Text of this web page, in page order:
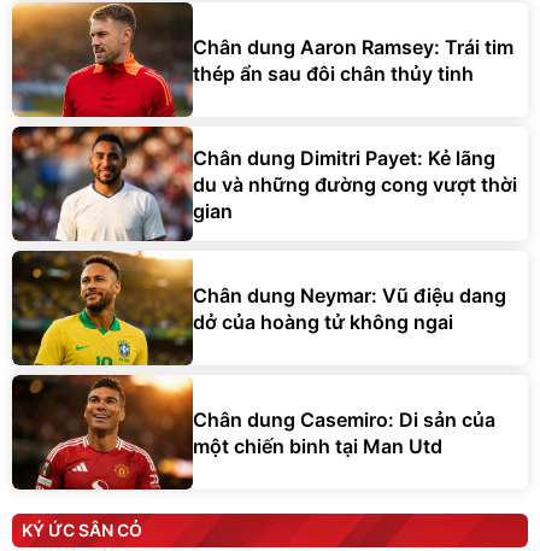
Chân dung Aaron Ramsey: Trái tim
thép ẩn sau đôi chân thủy tinh
Chân dung Dimitri Payet: Kẻ lãng
du và những đường cong vượt thời
gian
Chân dung Neymar: Vũ điệu dang
dở của hoàng tử không ngai
Chân dung Casemiro: Di sản của
một chiến binh tại Man Utd
KÝ ỨC SÂN CỎ